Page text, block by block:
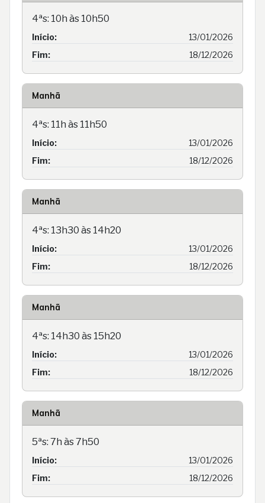
4ªs: 10h às 10h50
Início:
13/01/2026
Fim:
18/12/2026
Manhã
4ªs: 11h às 11h50
Início:
13/01/2026
Fim:
18/12/2026
Manhã
4ªs: 13h30 às 14h20
Início:
13/01/2026
Fim:
18/12/2026
Manhã
4ªs: 14h30 às 15h20
Início:
13/01/2026
Fim:
18/12/2026
Manhã
5ªs: 7h às 7h50
Início:
13/01/2026
Fim:
18/12/2026